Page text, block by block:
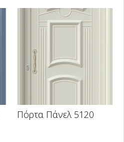
Πόρτα Πάνελ 5120